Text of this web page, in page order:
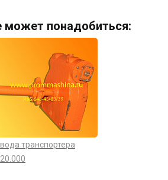
понадобиться:
транспортера